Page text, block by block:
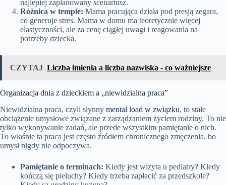
najlepiej zaplanowany scenariusz.
Różnica w tempie: Mama pracująca działa pod presją zegara,
co generuje stres. Mama w domu ma teoretycznie więcej
elastyczności, ale za cenę ciągłej uwagi i reagowania na
potrzeby dziecka.
CZYTAJ Liczba imienia a liczba nazwiska - co ważniejsze
Organizacja dnia z dzieckiem a „niewidzialna praca”
Niewidzialna praca, czyli słynny mental load w związku, to stałe
obciążenie umysłowe związane z zarządzaniem życiem rodziny. To nie
tylko wykonywanie zadań, ale przede wszystkim pamiętanie o nich.
To właśnie ta praca jest często źródłem chronicznego zmęczenia, bo
umysł nigdy nie odpoczywa.
Pamiętanie o terminach: Kiedy jest wizyta u pediatry? Kiedy
kończą się pieluchy? Kiedy trzeba zapłacić za przedszkole?